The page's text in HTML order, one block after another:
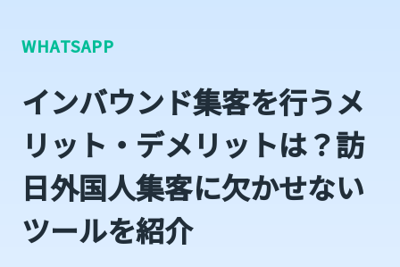
WHATSAPP
インバウンド集客を行うメ
リット・デメリットは？訪
日外国人集客に欠かせない
ツールを紹介